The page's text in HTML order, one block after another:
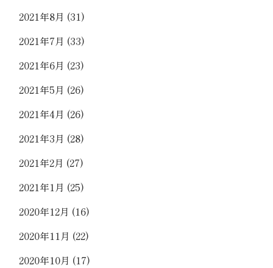
2021年8月 (31)
2021年7月 (33)
2021年6月 (23)
2021年5月 (26)
2021年4月 (26)
2021年3月 (28)
2021年2月 (27)
2021年1月 (25)
2020年12月 (16)
2020年11月 (22)
2020年10月 (17)